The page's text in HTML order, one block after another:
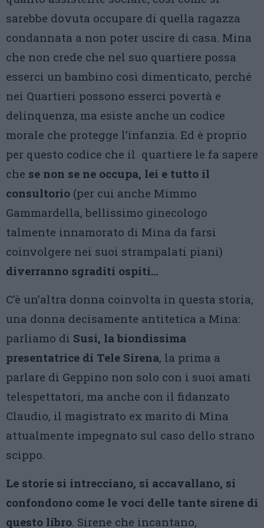
sarebbe dovuta occupare di quella ragazza
condannata a non poter uscire di casa. Mina
che non crede che nel suo quartiere possa
esserci un bambino così dimenticato, perché
nei Quartieri possono esserci povertà e
delinquenza, ma esiste anche un codice
morale che protegge l’infanzia. Ed è proprio
per questo codice che il quartiere le fa sapere
che se non se ne occupa, lei e tutto il
consultorio (per cui anche Mimmo
Gammardella, bellissimo ginecologo
talmente innamorato di Mina da farsi
coinvolgere nei suoi strampalati piani)
diverranno sgraditi ospiti…
C’è un’altra donna coinvolta in questa storia,
una donna decisamente antitetica a Mina:
parliamo di Susi, la biondissima
presentatrice di Tele Sirena, la prima a
parlare di Geppino non solo con i suoi amati
telespettatori, ma anche con il fidanzato
Claudio, il magistrato ex marito di Mina
attualmente impegnato sul caso dello strano
scippo.
Le storie si intrecciano, si accavallano, si
confondono come le voci delle tante sirene di
questo libro. Sirene che incantano,